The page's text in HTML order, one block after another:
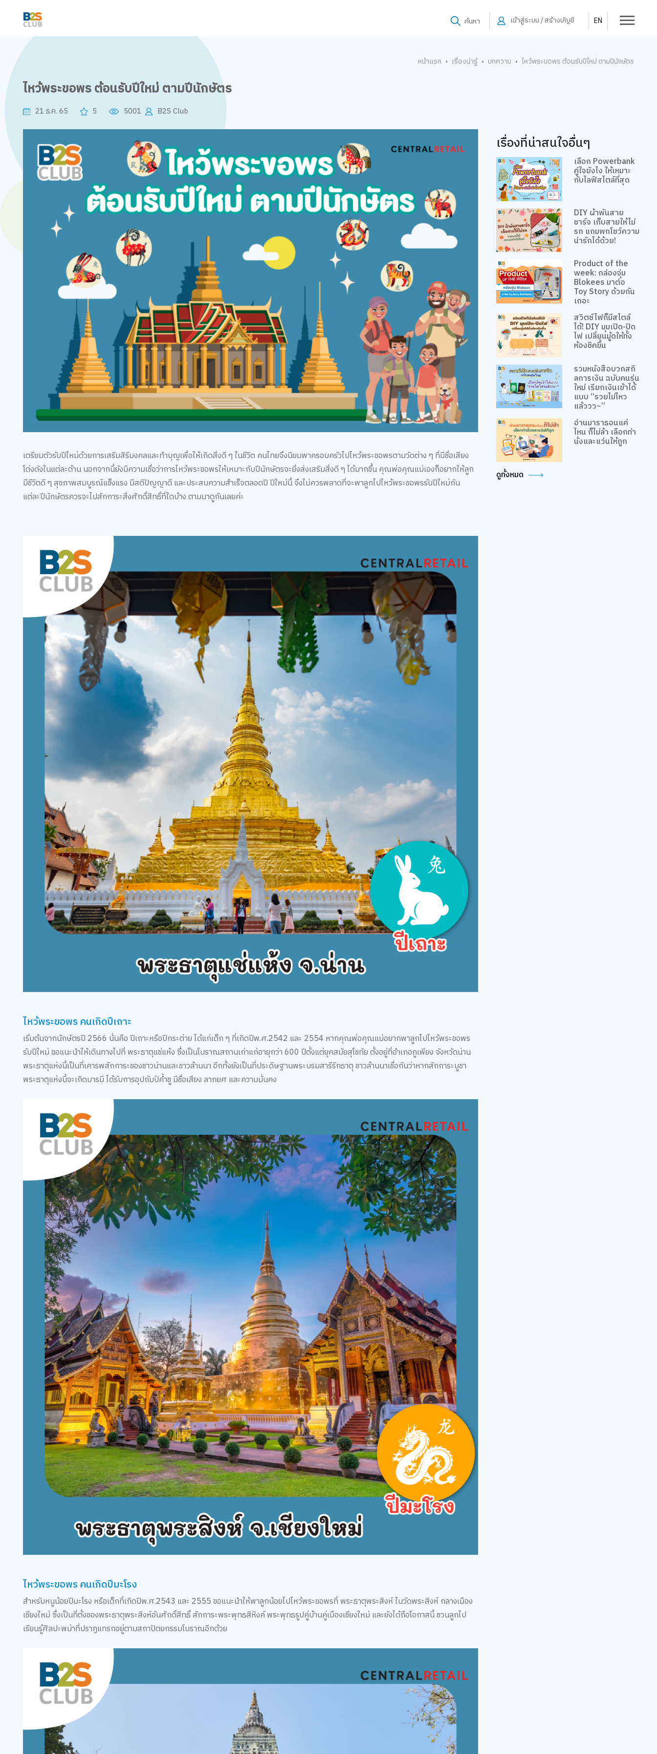
ค้นหา เข้าสู่ระบบ / สร้างบัญชี EN
หน้าแรก • เรื่องน่ารู้ • บทความ • ไหว้พระขอพร ต้อนรับปีใหม่ ตามปีนักษัตร
ไหว้พระขอพร ต้อนรับปีใหม่ ตามปีนักษัตร
21 ธ.ค. 65 5 5001 B2S Club
เตรียมตัวรับปีใหม่ด้วยการเสริมสิริมงคลและทำบุญเพื่อให้เกิดสิ่งดี ๆ ในชีวิต คนไทยจึงนิยมพาครอบครัวไปไหว้พระขอพรตามวัดต่าง ๆ ที่มีชื่อเสียง
โด่งดังในแต่ละด้าน นอกจากนี้ยังมีความเชื่อว่าการไหว้พระขอพรให้เหมาะกับปีนักษัตรจะยิ่งส่งเสริมสิ่งดี ๆ ได้มากขึ้น คุณพ่อคุณแม่เองก็อยากให้ลูก
มีชีวิตดี ๆ สุขภาพสมบูรณ์แข็งแรง มีสติปัญญาดี และประสบความสำเร็จตลอดปี ปีใหม่นี้ จึงไม่ควรพลาดที่จะพาลูกไปไหว้พระขอพรรับปีใหม่กัน
แต่ละปีนักษัตรควรจะไปสักการะสิ่งศักดิ์สิทธิ์ที่ใดบ้าง ตามมาดูกันเลยค่ะ
ไหว้พระขอพร คนเกิดปีเถาะ
เริ่มต้นจากนักษัตรปี 2566 นั่นคือ ปีเถาะหรือปีกระต่าย ได้แก่เด็ก ๆ ที่เกิดปีพ.ศ.2542 และ 2554 หากคุณพ่อคุณแม่อยากพาลูกไปไหว้พระขอพร
รับปีใหม่ ขอแนะนำให้เดินทางไปที่ พระธาตุแช่แห้ง ซึ่งเป็นโบราณสถานเก่าแก่อายุกว่า 600 ปีตั้งแต่ยุคสมัยสุโขทัย ตั้งอยู่ที่อำเภอภูเพียง จังหวัดน่าน
พระธาตุแห่งนี้เป็นที่เคารพสักการะของชาวน่านและชาวล้านนา อีกทั้งยังเป็นที่ประดิษฐานพระบรมสารีริกธาตุ ชาวล้านนาเชื่อกันว่าหากสักการะบูชา
พระธาตุแห่งนี้จะเกิดบารมี ได้รับการอุปถัมป์ค้ำชู มีชื่อเสียง ลาภยศ และความมั่นคง
ไหว้พระขอพร คนเกิดปีมะโรง
สำหรับหนูน้อยปีมะโรง หรือเด็กที่เกิดปีพ.ศ.2543 และ 2555 ขอแนะนำให้พาลูกน้อยไปไหว้พระขอพรที่ พระธาตุพระสิงห์ ในวัดพระสิงห์ กลางเมือง
เชียงใหม่ ซึ่งเป็นที่ตั้งของพระธาตุพระสิงห์อันศักดิ์สิทธิ์ สักการะพระพุทธสิหิงค์ พระพุทธรูปคู่บ้านคู่เมืองเชียงใหม่ และยังได้ถือโอกาสนี้ ชวนลูกไป
เรียนรู้ศิลปะพม่าที่ปราฏแทรกอยู่ตามสถาปัตยกรรมโบราณอีกด้วย
เรื่องที่น่าสนใจอื่นๆ
เลือก Powerbank
คู่ใจยังไง ให้เหมาะ
กับไลฟ์สไตล์ที่สุด
DIY ผ้าพันสาย
ชาร์จ เก็บสายให้ไม่
รก แถมพกโชว์ความ
น่ารักได้ด้วย!
Product of the
week: กล่องจุ่ม
Blokees มาต่อ
Toy Story ด้วยกัน
เถอะ
สวิตช์ไฟก็มีสไตล์
ได้! DIY มุมเปิด-ปิด
ไฟ เปลี่ยนมู้ดให้ทั้ง
ห้องชิคขึ้น
รวมหนังสือบวกสกิ
ลการเงิน ฉบับคนรุ่น
ใหม่ เรียกเงินเข้าได้
แบบ “รวยไม่ไหว
แล้ววว~”
อ่านมาราธอนแค่
ไหน ก็ไม่ล้า เลือกท่า
นั่งและแว่นให้ถูก
ดูทั้งหมด